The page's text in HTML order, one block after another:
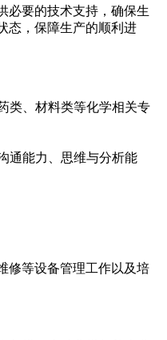
必要的技术支持，确保生
态，保障生产的顺利进
类、材料类等化学相关专
通能力、思维与分析能
修等设备管理工作以及培